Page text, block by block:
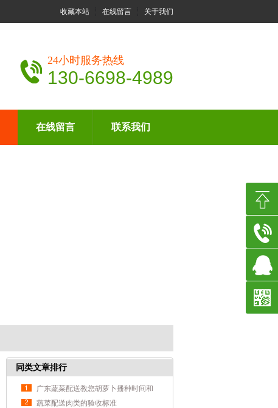
收藏本站 在线留言 关于我们
24小时服务热线
130-6698-4989
在线留言 联系我们
同类文章排行
广东蔬菜配送教您胡萝卜播种时间和
方法
蔬菜配送肉类的验收标准